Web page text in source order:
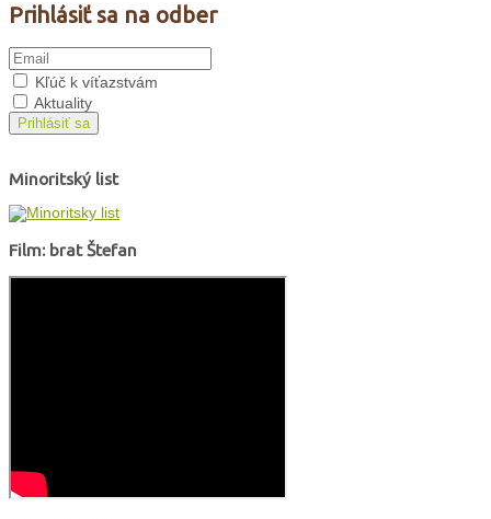
Prihlásiť sa na odber
Kľúč k víťazstvám
Aktuality
Prihlásiť sa
Minoritský list
Film: brat Štefan